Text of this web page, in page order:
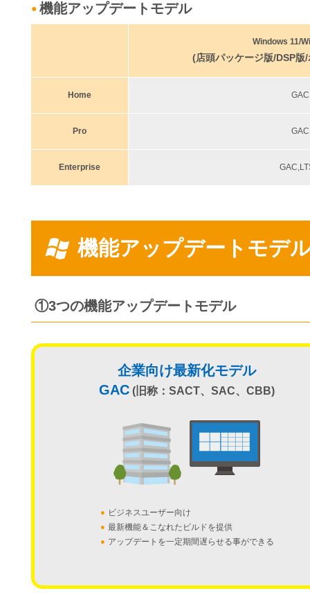
● 機能アップデートモデル
Windows 11/
(店頭パッケージ版/DSP版
Home GAC
Pro GAC
Enterprise
機能アップデートモデ
①3つの機能アップデートモデル
企業向け最新化モデル
GAC (旧称：SACT、SAC、CBB)
● ビジネスユーザー向け
● 最新機能＆こなれたビルドを提供
● アップデートを一定期間遅らせる事ができる